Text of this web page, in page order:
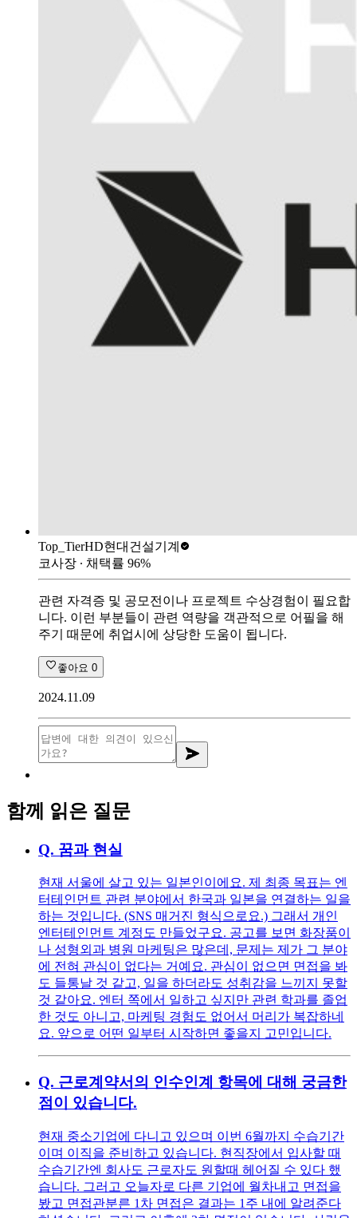
Top_TierHD현대건설기계
코사장 ∙ 채택률 96%
관련 자격증 및 공모전이나 프로젝트 수상경험이 필요합
니다. 이런 부분들이 관련 역량을 객관적으로 어필을 해
주기 때문에 취업시에 상당한 도움이 됩니다.
좋아요 0
2024.11.09
함께 읽은 질문
Q. 꿈과 현실
현재 서울에 살고 있는 일본인이에요. 제 최종 목표는 엔
터테인먼트 관련 분야에서 한국과 일본을 연결하는 일을
하는 것입니다. (SNS 매거진 형식으로요.) 그래서 개인
엔터테인먼트 계정도 만들었구요. 공고를 보면 화장품이
나 성형외과 병원 마케팅은 많은데, 문제는 제가 그 분야
에 전혀 관심이 없다는 거예요. 관심이 없으면 면접을 봐
도 들통날 것 같고, 일을 하더라도 성취감을 느끼지 못할
것 같아요. 엔터 쪽에서 일하고 싶지만 관련 학과를 졸업
한 것도 아니고, 마케팅 경험도 없어서 머리가 복잡하네
요. 앞으로 어떤 일부터 시작하면 좋을지 고민입니다.
Q. 근로계약서의 인수인계 항목에 대해 궁금한
점이 있습니다.
현재 중소기업에 다니고 있으며 이번 6월까지 수습기간
이며 이직을 준비하고 있습니다. 현직장에서 입사할 때
수습기간엔 회사도 근로자도 원할때 헤어질 수 있다 했
습니다. 그러고 오늘자로 다른 기업에 월차내고 면접을
봤고 면접관분른 1차 면접은 결과는 1주 내에 알려준다